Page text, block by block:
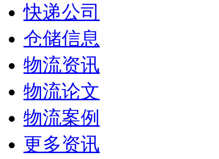
快递公司
仓储信息
物流资讯
物流论文
物流案例
更多资讯